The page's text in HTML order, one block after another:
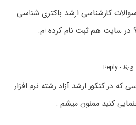
سوالات کارشناسی ارشد باکتری شناسی
در سایت هم ثبت نام کرده ام.
- Reply
در کنکور ارشد آزاد رشته نرم افزار
کنید ممنون میشم .